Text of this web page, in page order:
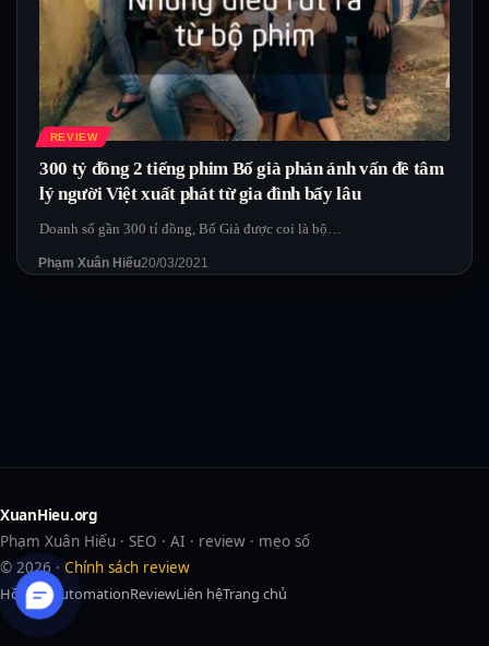
REVIEW
300 tỷ đồng 2 tiếng phim Bố già phản ánh vấn đề tâm
lý người Việt xuất phát từ gia đình bấy lâu
Doanh số gần 300 tỉ đồng, Bố Già được coi là bộ…
Phạm Xuân Hiếu20/03/2021
XuanHieu.org
Phạm Xuân Hiếu · SEO · AI · review · mẹo số
© 2026 · Chính sách review
Hồ sơAIAutomationReviewLiên hệTrang chủ